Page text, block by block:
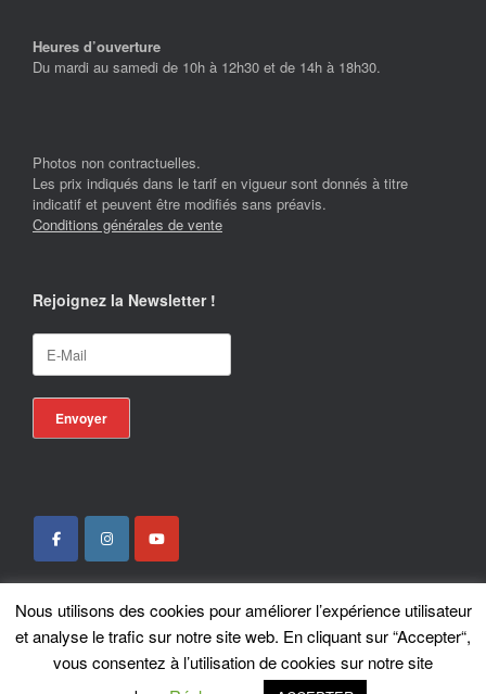
Heures d’ouverture
Du mardi au samedi de 10h à 12h30 et de 14h à 18h30.
Photos non contractuelles.
Les prix indiqués dans le tarif en vigueur sont donnés à titre
indicatif et peuvent être modifiés sans préavis.
Conditions générales de vente
Rejoignez la Newsletter !
Locotrans SPRL - Exclusive Store Royal Enfield - Royal Enfield Brussels - ©
2026
ASiteOrigin Theme
Nous utilisons des cookies pour améliorer l’expérience utilisateur
et analyse le trafic sur notre site web. En cliquant sur “Accepter“,
vous consentez à l’utilisation de cookies sur notre site